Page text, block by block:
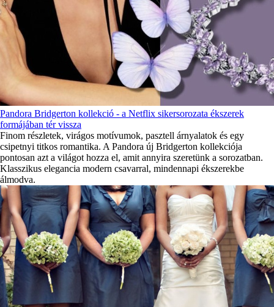
Pandora Bridgerton kollekció - a Netflix sikersorozata ékszerek
formájában tér vissza
Finom részletek, virágos motívumok, pasztell árnyalatok és egy
csipetnyi titkos romantika. A Pandora új Bridgerton kollekciója
pontosan azt a világot hozza el, amit annyira szeretünk a sorozatban.
Klasszikus elegancia modern csavarral, mindennapi ékszerekbe
álmodva.